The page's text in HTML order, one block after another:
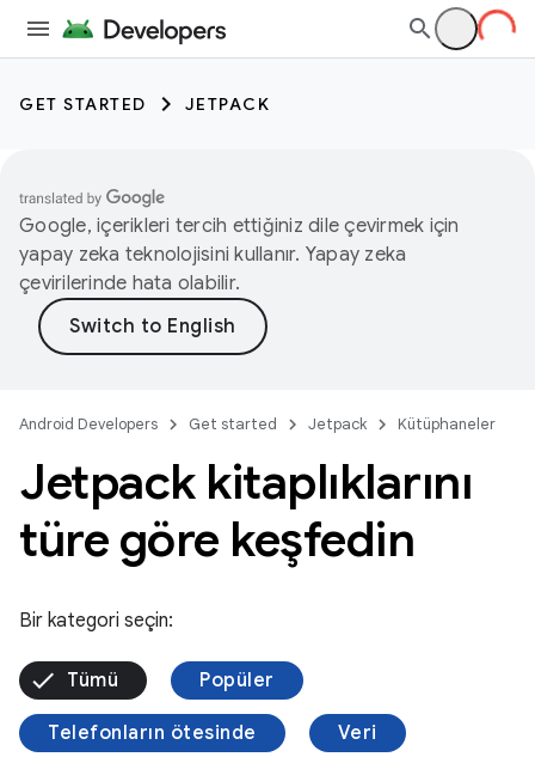
GET STARTED JETPACK
Google, içerikleri tercih ettiğiniz dile çevirmek için
yapay zeka teknolojisini kullanır. Yapay zeka
çevirilerinde hata olabilir.
Android Developers Get started Jetpack Kütüphaneler
Jetpack kitaplıklarını
türe göre keşfedin
Bir kategori seçin:
Tümü Popüler
Telefonların ötesinde Veri